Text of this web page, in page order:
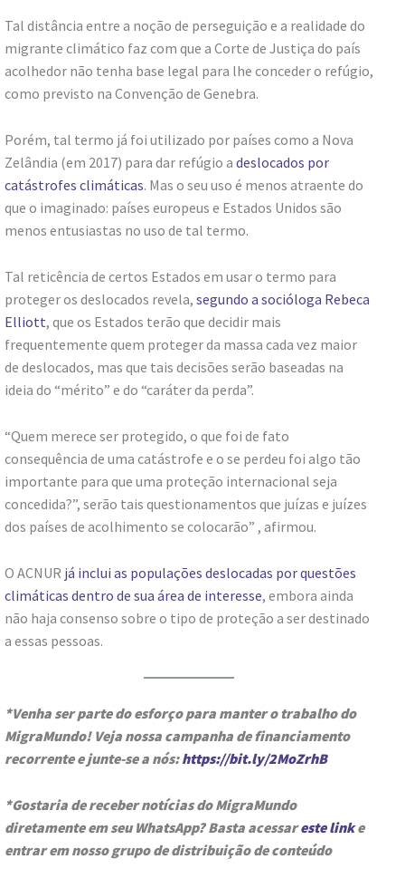
Tal distância entre a noção de perseguição e a realidade do
migrante climático faz com que a Corte de Justiça do país
acolhedor não tenha base legal para lhe conceder o refúgio,
como previsto na Convenção de Genebra.
Porém, tal termo já foi utilizado por países como a Nova
Zelândia (em 2017) para dar refúgio a deslocados por
catástrofes climáticas. Mas o seu uso é menos atraente do
que o imaginado: países europeus e Estados Unidos são
menos entusiastas no uso de tal termo.
Tal reticência de certos Estados em usar o termo para
proteger os deslocados revela, segundo a socióloga Rebeca
Elliott, que os Estados terão que decidir mais
frequentemente quem proteger da massa cada vez maior
de deslocados, mas que tais decisões serão baseadas na
ideia do “mérito” e do “caráter da perda”.
“Quem merece ser protegido, o que foi de fato
consequência de uma catástrofe e o se perdeu foi algo tão
importante para que uma proteção internacional seja
concedida?”, serão tais questionamentos que juízas e juízes
dos países de acolhimento se colocarão” , afirmou.
O ACNUR já inclui as populações deslocadas por questões
climáticas dentro de sua área de interesse, embora ainda
não haja consenso sobre o tipo de proteção a ser destinado
a essas pessoas.
*Venha ser parte do esforço para manter o trabalho do
MigraMundo! Veja nossa campanha de financiamento
recorrente e junte-se a nós:https://bit.ly/2MoZrhB
*Gostaria de receber notícias do MigraMundo
diretamente em seu WhatsApp? Basta acessareste linke
entrar em nosso grupo de distribuição de conteúdo